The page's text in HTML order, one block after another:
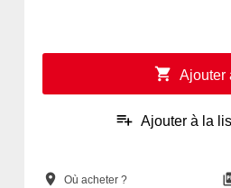
shopping_cart Ajouter
playlist_add Ajouter à la
location_on Où acheter ?